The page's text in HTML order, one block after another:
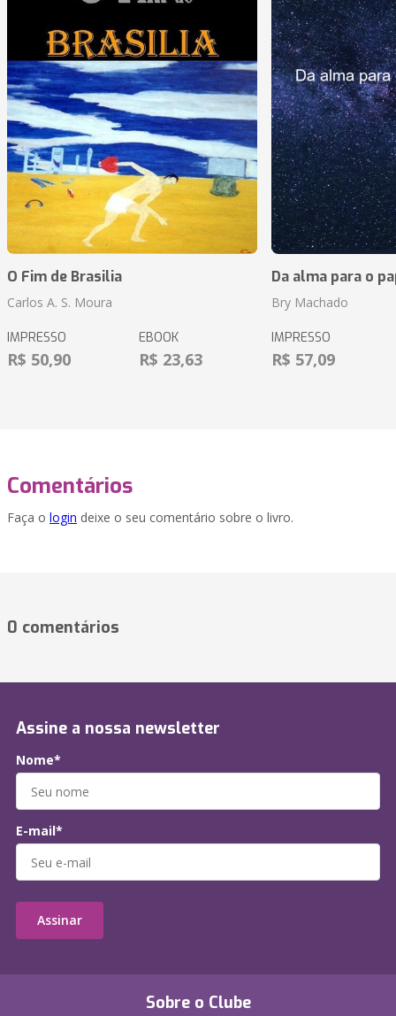
O Fim de Brasilia
Carlos A. S. Moura
IMPRESSO
R$ 50,90
EBOOK
R$ 23,63
Da alma para o
Bry Machado
IMPRESSO
R$ 57,09
Comentários
Faça o login deixe o seu comentário sobre o livro.
0 comentários
Sobre o Clube
Assine a nossa newsletter
Nome*
E-mail*
Assinar